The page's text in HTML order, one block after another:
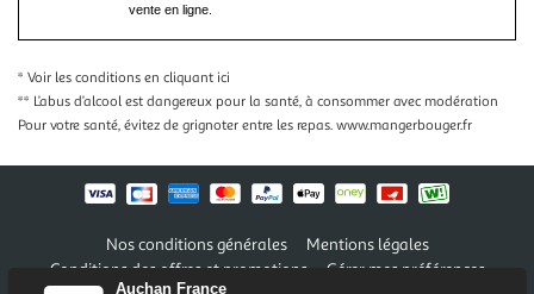
Auchan France
vente en ligne.
* Voir les conditions en cliquant ici
** L’abus d’alcool est dangereux pour la santé, à consommer avec modération
Pour votre santé, évitez de grignoter entre les repas. www.mangerbouger.fr
Nos conditions générales
Mentions légales
Conditions des offres et promotions
Gérer mes préférences